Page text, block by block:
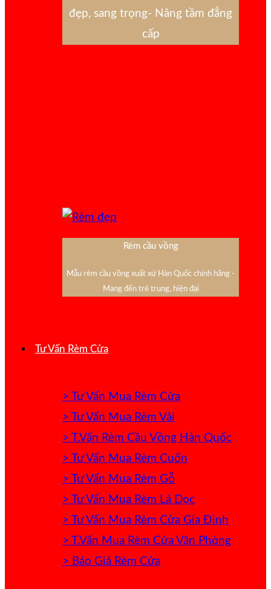
đẹp, sang trọng- Nâng tầm đẳng
cấp
Rèm cầu vồng
Mẫu rèm cầu vồng xuất xứ Hàn Quốc chính hãng -
Mang đến trẻ trung, hiện đại
Tư Vấn Rèm Cửa
> Tư Vấn Mua Rèm Cửa
> Tư Vấn Mua Rèm Vải
> T.Vấn Rèm Cầu Vồng Hàn Quốc
> Tư Vấn Mua Rèm Cuốn
> Tư Vấn Mua Rèm Gỗ
> Tư Vấn Mua Rèm Lá Dọc
> Tư Vấn Mua Rèm Cửa Gia Đình
> T.Vấn Mua Rèm Cửa Văn Phòng
> Báo Giá Rèm Cửa